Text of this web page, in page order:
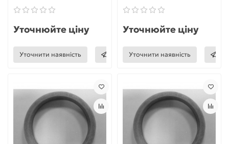
Уточнюйте ціну
Уточнити наявність
Уточнюйте ціну
Уточнити наявність